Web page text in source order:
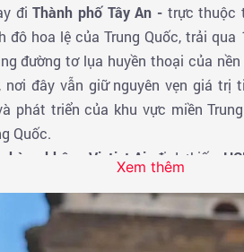
điThành phố Tây An -trực thuộc
đô hoa lệ của Trung Quốc, trải
đường tơ lụa huyền thoại của
nơi đây vẫn giữ nguyên vẹn giá trị
phát triển của khu vực miền
Quốc.
hàng không Vietjet Air đi dự kiến:
phòng nghỉ ngơi.
Xem thêm